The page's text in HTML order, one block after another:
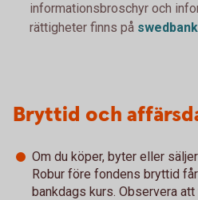
informationsbroschyr och
rättigheter finns på
Bryttid och
Om du köper, byter eller
Robur före fondens bryttid
bankdags kurs. Observera